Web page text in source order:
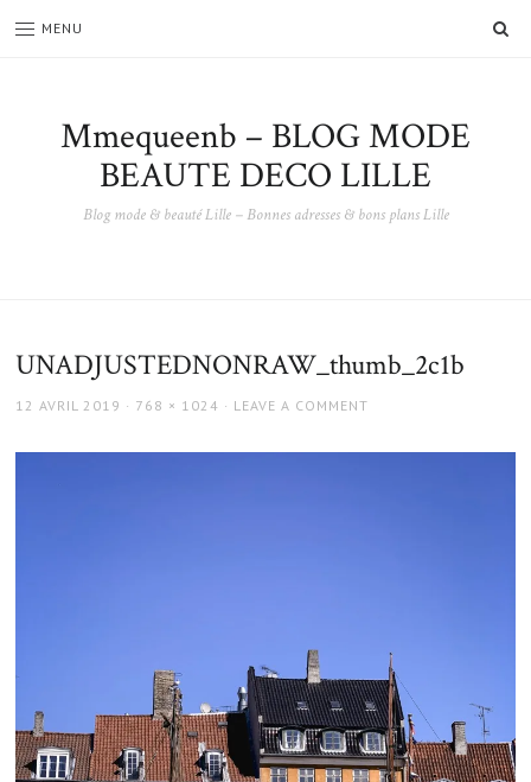
MENU
Mmequeenb – BLOG MODE
BEAUTE DECO LILLE
Blog mode & beauté Lille – Bonnes adresses & bons plans Lille
UNADJUSTEDNONRAW_thumb_2c1b
POSTED
12 AVRIL 2019
FULL
768 × 1024 LEAVE A COMMENT